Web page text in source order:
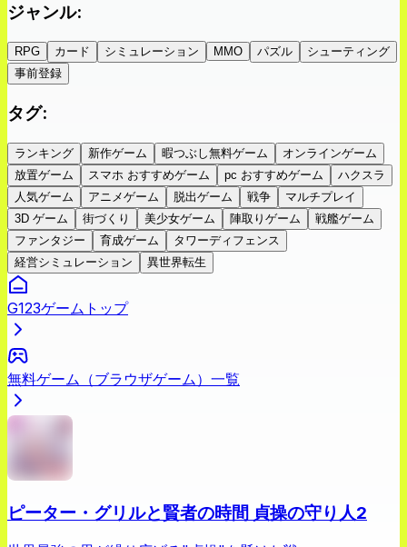
ジャンル:
RPG カード シミュレーション MMO パズル
シューティング
事前登録
タグ:
ランキング 新作ゲーム 暇つぶし無料ゲーム
オンラインゲーム
放置ゲーム
スマホ おすすめゲーム pc おすすめゲーム
ハクスラ
人気ゲーム
アニメゲーム 脱出ゲーム 戦争
マルチプレイ
3D ゲーム
街づくり 美少女ゲーム 陣取りゲーム
戦艦ゲーム
ファンタジー
育成ゲーム
タワーディフェンス
経営シミュレーション
異世界転生
G123ゲームトップ
無料ゲーム（ブラウザゲーム）一覧
ピーター・グリルと賢者の時間 貞操の守り人2